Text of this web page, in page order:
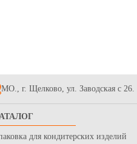
МО., г. Щелково, ул. Заводская с 26.
для кондитерских изделий